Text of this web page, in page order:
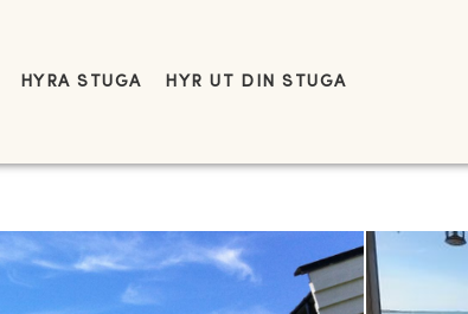
HYRA STUGA HYR UT DIN STUGA